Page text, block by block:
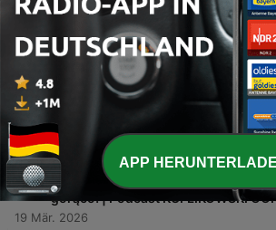
147 - CAPE EPIC | Jeden wyścig, trzy
Maciej Jeziorski | Marcin Kudlak |
Marciniak
01 Mai 2026
146 - SU#44 | DJI Avinox M2 z jeszcze
Cape Epic - drogo, coraz drożej! |
PŚ? | Podcast KUFLIKOWSKI
09 Apr. 2026
145 - SU#43 | Velo Days i Cape Epic -
gorąco! | Podcast KUFLIKOWSKI
19 Mär. 2026
APP